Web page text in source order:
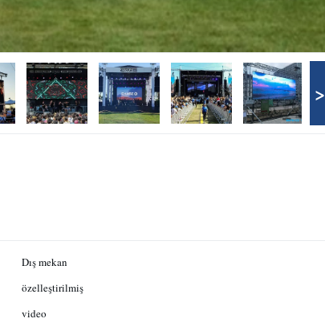
>
Dış mekan
özelleştirilmiş
video